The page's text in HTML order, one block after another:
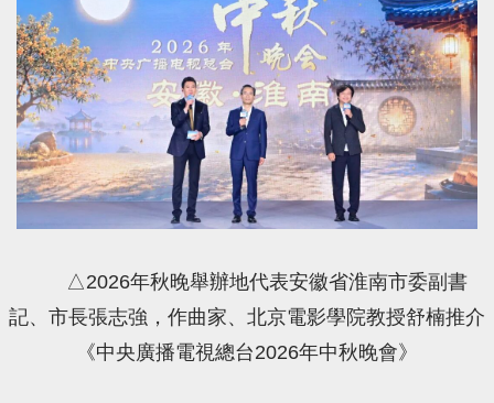
△2026年秋晚舉辦地代表安徽省淮南市委副書
記、市長張志強，作曲家、北京電影學院教授舒楠推介
《中央廣播電視總台2026年中秋晚會》